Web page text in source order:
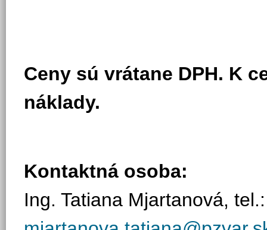
Ceny sú vrátane DPH. K
náklady.
Kontaktná osoba:
Ing. Tatiana Mjartanová,